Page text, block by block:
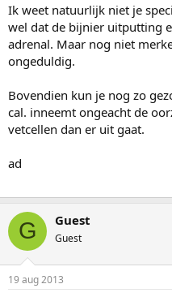
Ik weet natuurlijk niet je
wel dat de bijnier uitputting
adrenal. Maar nog niet
ongeduldig.
Bovendien kun je nog zo
cal. inneemt ongeacht de
vetcellen dan er uit gaat.
ad
G Guest
Guest
19 aug 2013